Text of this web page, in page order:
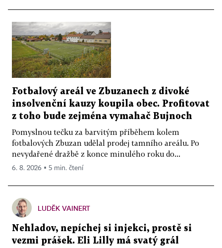
Fotbalový areál ve Zbuzanech z divoké
insolvenční kauzy koupila obec. Profitovat
z toho bude zejména vymahač Bujnoch
Pomyslnou tečku za barvitým příběhem kolem
fotbalových Zbuzan udělal prodej tamního areálu. Po
nevydařené dražbě z konce minulého roku do...
6. 8. 2026 ▪ 5 min. čtení
LUDĚK VAINERT
Nehladov, nepíchej si injekci, prostě si
vezmi prášek. Eli Lilly má svatý grál